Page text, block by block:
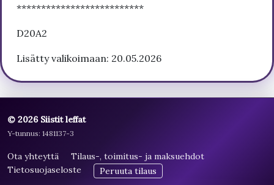
**************************
D20A2
Lisätty valikoimaan: 20.05.2026
© 2026 Siistit leffat
Y-tunnus: 1481137-3
Ota yhteyttä
Tilaus-, toimitus- ja maksuehdot
Tietosuojaseloste
Peruuta tilaus